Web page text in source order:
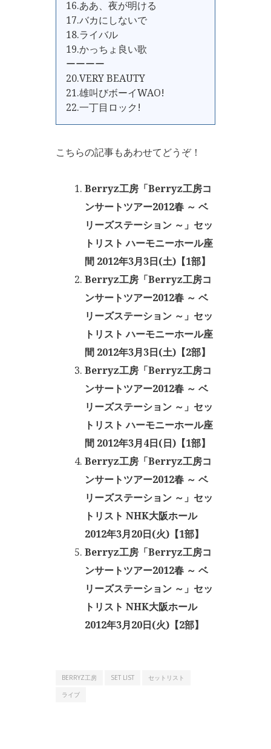
16.ああ、夜が明ける
17.バカにしないで
18.ライバル
19.かっちょ良い歌
ーーーー
20.VERY BEAUTY
21.雄叫びボーイWAO!
22.一丁目ロック!
こちらの記事もあわせてどうぞ！
Berryz工房「Berryz工房コ
ンサートツアー2012春 ～ ベ
リーズステーション ～」セッ
トリスト ハーモニーホール座
間 2012年3月3日(土)【1部】
Berryz工房「Berryz工房コ
ンサートツアー2012春 ～ ベ
リーズステーション ～」セッ
トリスト ハーモニーホール座
間 2012年3月3日(土)【2部】
Berryz工房「Berryz工房コ
ンサートツアー2012春 ～ ベ
リーズステーション ～」セッ
トリスト ハーモニーホール座
間 2012年3月4日(日)【1部】
Berryz工房「Berryz工房コ
ンサートツアー2012春 ～ ベ
リーズステーション ～」セッ
トリスト NHK大阪ホール
2012年3月20日(火)【1部】
Berryz工房「Berryz工房コ
ンサートツアー2012春 ～ ベ
リーズステーション ～」セッ
トリスト NHK大阪ホール
2012年3月20日(火)【2部】
BERRYZ工房 SET LIST
セットリスト
ライブ